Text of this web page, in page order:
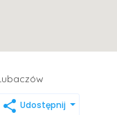
share Udostępnij